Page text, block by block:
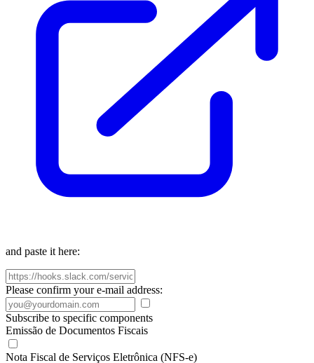
and paste it here:
Please confirm your e-mail address:
Subscribe to specific components
Emissão de Documentos Fiscais
Nota Fiscal de Serviços Eletrônica (NFS-e)